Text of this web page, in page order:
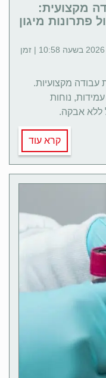
מקצועית:
פתרונות מיגון
בתאריך 25 פברואר 2026 בשעה 10:58 | זמן
עבודה מקצועיות.
נוחות
ללא אבקה.
קרא עוד